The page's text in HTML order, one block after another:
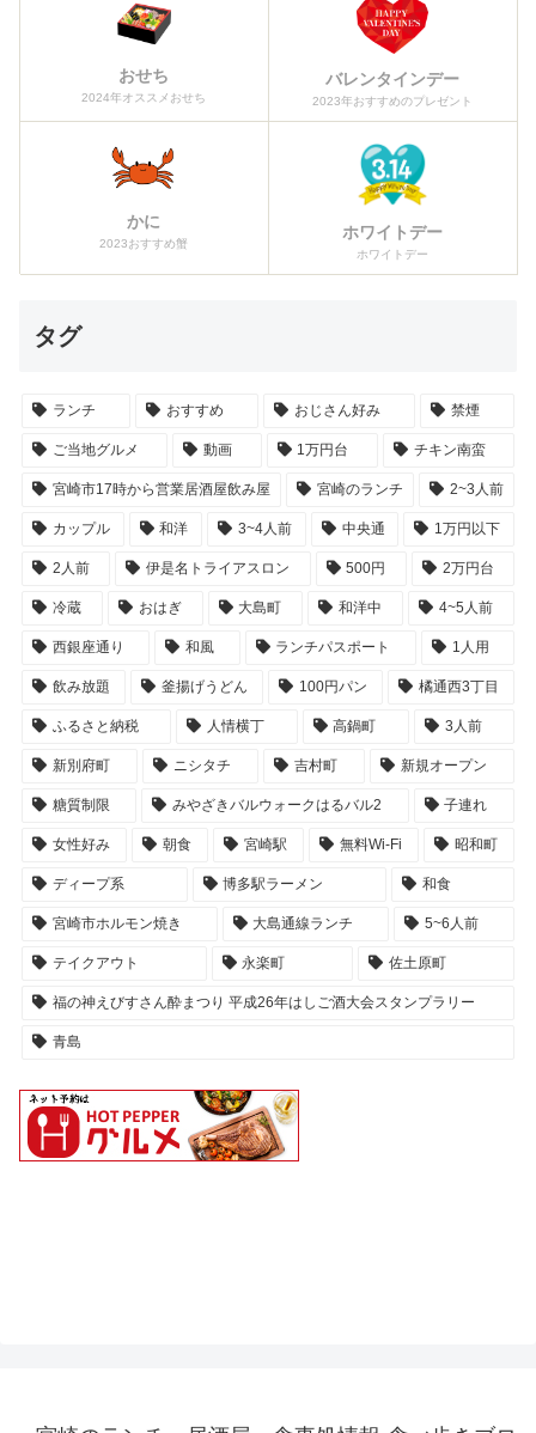
おせち
2024年オススメおせち
バレンタインデー
2023年おすすめのプレゼント
かに
2023おすすめ蟹
ホワイトデー
ホワイトデー
タグ
ランチ おすすめ おじさん好み 禁煙
ご当地グルメ 動画 1万円台 チキン南蛮
宮崎市17時から営業居酒屋飲み屋 宮崎のランチ 2~3人前
カップル 和洋 3~4人前 中央通 1万円以下
2人前 伊是名トライアスロン 500円 2万円台
冷蔵 おはぎ 大島町 和洋中 4~5人前
西銀座通り 和風 ランチパスポート 1人用
飲み放題 釜揚げうどん 100円パン 橘通西3丁目
ふるさと納税 人情横丁 高鍋町 3人前
新別府町 ニシタチ 吉村町 新規オープン
糖質制限 みやざきバルウォークはるバル2 子連れ
女性好み 朝食 宮崎駅 無料Wi-Fi 昭和町
ディープ系 博多駅ラーメン 和食
宮崎市ホルモン焼き 大島通線ランチ 5~6人前
テイクアウト 永楽町 佐土原町
福の神えびすさん酔まつり 平成26年はしご酒大会スタンプラリー
青島